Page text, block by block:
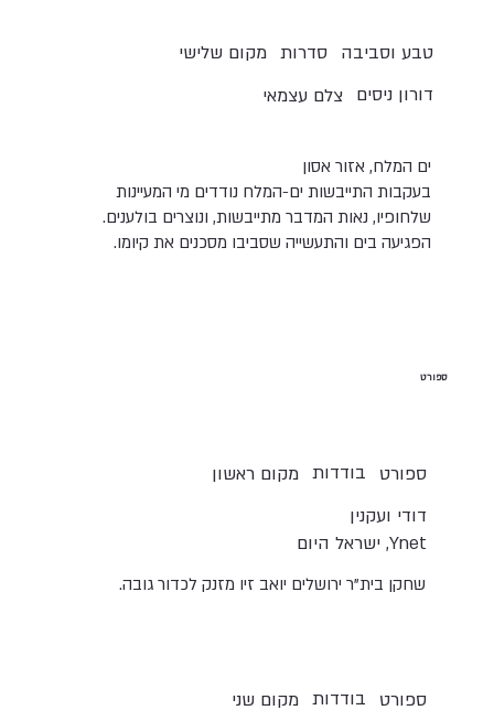
מקום שלישי סדרות טבע וסביבה
צלם עצמאי דורון ניסים
ים המלח, אזור אסון
בעקבות התייבשות ים-המלח נודדים מי המעיינות
שלחופיו, נאות המדבר מתייבשות, ונוצרים בולענים.
הפגיעה בים והתעשייה שסביבו מסכנים את קיומו.
ספורט
מקום ראשון בודדות
ספורט
דודי ועקנין
Ynet, ישראל היום
שחקן בית"ר ירושלים יואב זיו מזנק לכדור גובה.
מקום שני בודדות
ספורט